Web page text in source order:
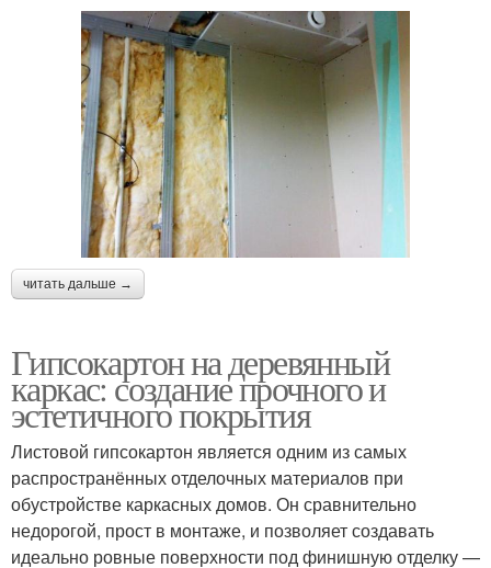
читать дальше →
Гипсокартон на деревянный
каркас: создание прочного и
эстетичного покрытия
Листовой гипсокартон является одним из самых
распространённых отделочных материалов при
обустройстве каркасных домов. Он сравнительно
недорогой, прост в монтаже, и позволяет создавать
идеально ровные поверхности под финишную отделку —